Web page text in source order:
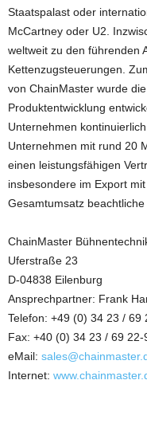
Staatspalast oder
McCartney oder U2.
weltweit zu den führenden
Kettenzugsteuerungen.
von ChainMaster wurde
Produktentwicklung
Unternehmen
Unternehmen mit rund 20
einen leistungsfähigen
insbesondere im Export
Gesamtumsatz beachtliche
ChainMaster
Uferstraße 23
D-04838 Eilenburg
Ansprechpartner: Frank
Telefon: +49 (0) 34 23 / 69
Fax: +40 (0) 34 23 / 69 22-
eMail:
Internet: